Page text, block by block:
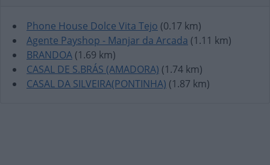
Phone House Dolce Vita Tejo (0.17 km)
Agente Payshop - Manjar da Arcada (1.11 km)
BRANDOA (1.69 km)
CASAL DE S.BRÁS (AMADORA) (1.74 km)
CASAL DA SILVEIRA(PONTINHA) (1.87 km)